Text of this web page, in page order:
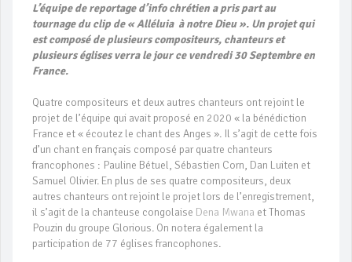
L’équipe de reportage d’info chrétien a pris part au
tournage du clip de « Alléluia à notre Dieu ». Un projet qui
est composé de plusieurs compositeurs, chanteurs et
plusieurs églises verra le jour ce vendredi 30 Septembre en
France.
Quatre compositeurs et deux autres chanteurs ont rejoint le
projet de l’équipe qui avait proposé en 2020 « la bénédiction
France et « écoutez le chant des Anges ». Il s’agit de cette fois
d’un chant en français composé par quatre chanteurs
francophones : Pauline Bétuel, Sébastien Corn, Dan Luiten et
Samuel Olivier. En plus de ses quatre compositeurs, deux
autres chanteurs ont rejoint le projet lors de l’enregistrement,
il s’agit de la chanteuse congolaise Dena Mwana et Thomas
Pouzin du groupe Glorious. On notera également la
participation de 77 églises francophones.